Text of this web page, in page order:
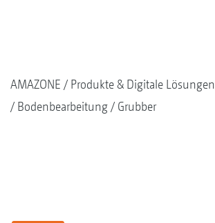
AMAZONE
Produkte & Digitale Lösungen
Bodenbearbeitung
Grubber